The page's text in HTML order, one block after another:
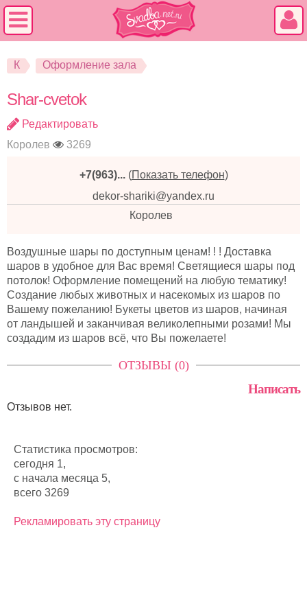
К Оформление зала
Shar-cvetok
Редактировать
Королев
3269
+7(963)... (Показать телефон)
dekor-shariki@yandex.ru
Королев
Воздушные шары по доступным ценам! ! ! Доставка
шаров в удобное для Вас время! Светящиеся шары под
потолок! Оформление помещений на любую тематику!
Создание любых животных и насекомых из шаров по
Вашему пожеланию! Букеты цветов из шаров, начиная
от ландышей и заканчивая великолепными розами! Мы
создадим из шаров всё, что Вы пожелаете!
ОТЗЫВЫ (0)
Написать
Отзывов нет.
Статистика просмотров:
сегодня 1,
с начала месяца 5,
всего 3269
Рекламировать эту страницу